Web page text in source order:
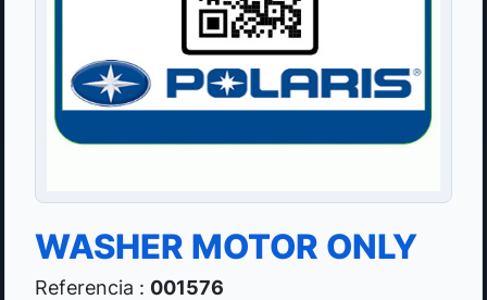
WASHER MOTOR ONLY
Referencia : 001576